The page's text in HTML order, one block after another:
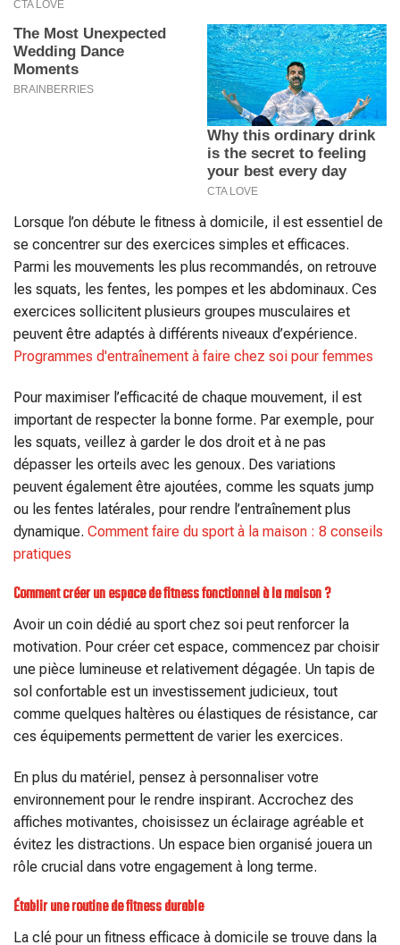
Lorsque l’on débute le fitness à domicile, il est essentiel de
se concentrer sur des exercices simples et efficaces.
Parmi les mouvements les plus recommandés, on retrouve
les squats, les fentes, les pompes et les abdominaux. Ces
exercices sollicitent plusieurs groupes musculaires et
peuvent être adaptés à différents niveaux d’expérience.
Programmes d'entraînement à faire chez soi pour femmes
Pour maximiser l’efficacité de chaque mouvement, il est
important de respecter la bonne forme. Par exemple, pour
les squats, veillez à garder le dos droit et à ne pas
dépasser les orteils avec les genoux. Des variations
peuvent également être ajoutées, comme les squats jump
ou les fentes latérales, pour rendre l’entraînement plus
dynamique. Comment faire du sport à la maison : 8 conseils
pratiques
Comment créer un espace de fitness fonctionnel à la maison ?
Avoir un coin dédié au sport chez soi peut renforcer la
motivation. Pour créer cet espace, commencez par choisir
une pièce lumineuse et relativement dégagée. Un tapis de
sol confortable est un investissement judicieux, tout
comme quelques haltères ou élastiques de résistance, car
ces équipements permettent de varier les exercices.
En plus du matériel, pensez à personnaliser votre
environnement pour le rendre inspirant. Accrochez des
affiches motivantes, choisissez un éclairage agréable et
évitez les distractions. Un espace bien organisé jouera un
rôle crucial dans votre engagement à long terme.
Établir une routine de fitness durable
La clé pour un fitness efficace à domicile se trouve dans la